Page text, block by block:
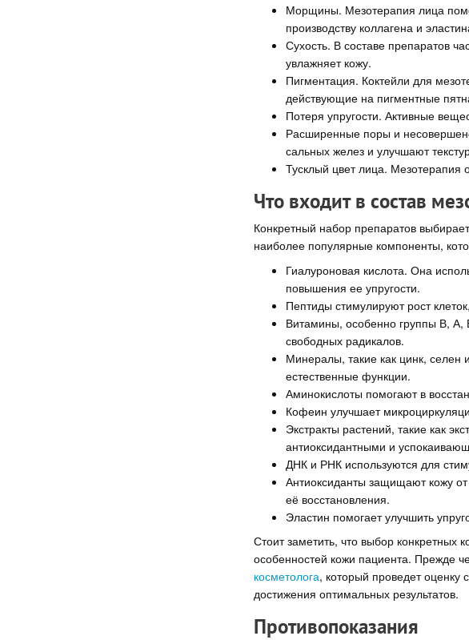
Морщины. Мезотерапия лица
производству коллагена и
Сухость. В составе препаратов
увлажняет кожу.
Пигментация. Коктейли для
действующие на пигментные
Потеря упругости. Активные
Расширенные поры и
сальных желез и улучшают
Тусклый цвет лица.
Что входит в состав
Конкретный набор препаратов
наиболее популярные компоненты,
Гиалуроновая кислота. Она
повышения ее упругости.
Пептиды стимулируют рост
Витамины, особенно группы В,
свободных радикалов.
Минералы, такие как цинк, селен
естественные функции.
Аминокислоты помогают в
Кофеин улучшает
Экстракты растений, такие как
антиоксидантными и
ДНК и РНК используются для
Антиоксиданты защищают кожу
её восстановления.
Эластин помогает улучшить
Стоит заметить, что выбор конкретных
особенностей кожи пациента. Прежде
косметолога, который проведет оценку
достижения оптимальных результатов.
Противопоказания